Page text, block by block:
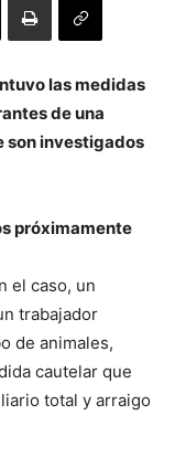
las medidas
de una
son investigados
próximamente
el caso, un
trabajador
de animales,
cautelar que
total y arraigo